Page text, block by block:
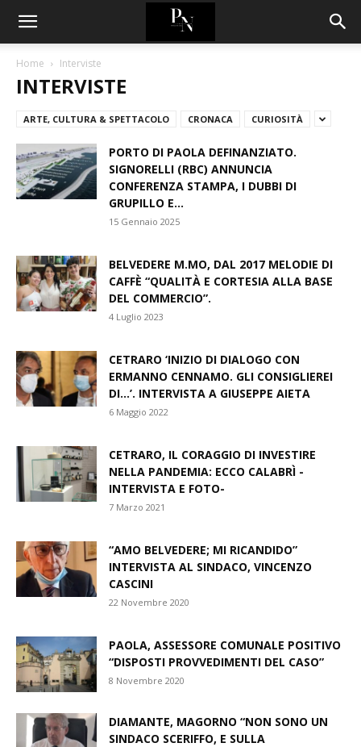
Home Interviste
INTERVISTE
ARTE, CULTURA & SPETTACOLO CRONACA CURIOSITÀ
PORTO DI PAOLA DEFINANZIATO.
SIGNORELLI (RBC) ANNUNCIA
CONFERENZA STAMPA, I DUBBI DI
GRUPILLO E...
15 Gennaio 2025
BELVEDERE M.MO, DAL 2017 MELODIE DI
CAFFÈ “QUALITÀ E CORTESIA ALLA BASE
DEL COMMERCIO”.
4 Luglio 2023
CETRARO ‘INIZIO DI DIALOGO CON
ERMANNO CENNAMO. GLI CONSIGLIEREI
DI…’. INTERVISTA A GIUSEPPE AIETA
6 Maggio 2022
CETRARO, IL CORAGGIO DI INVESTIRE
NELLA PANDEMIA: ECCO CALABRÌ -
INTERVISTA E FOTO-
7 Marzo 2021
“AMO BELVEDERE; MI RICANDIDO”
INTERVISTA AL SINDACO, VINCENZO
CASCINI
22 Novembre 2020
PAOLA, ASSESSORE COMUNALE POSITIVO
“DISPOSTI PROVVEDIMENTI DEL CASO”
8 Novembre 2020
DIAMANTE, MAGORNO “NON SONO UN
SINDACO SCERIFFO, E SULLA